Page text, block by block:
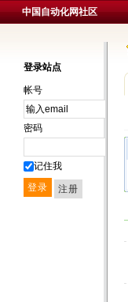
中国自动化网社区
登录站点
帐号
密码
记住我